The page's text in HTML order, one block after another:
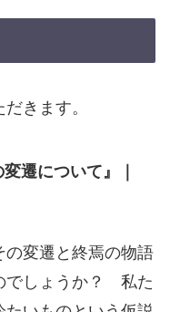
きます。
遷について』｜
変遷と終焉の物語
でしょうか？ 私た